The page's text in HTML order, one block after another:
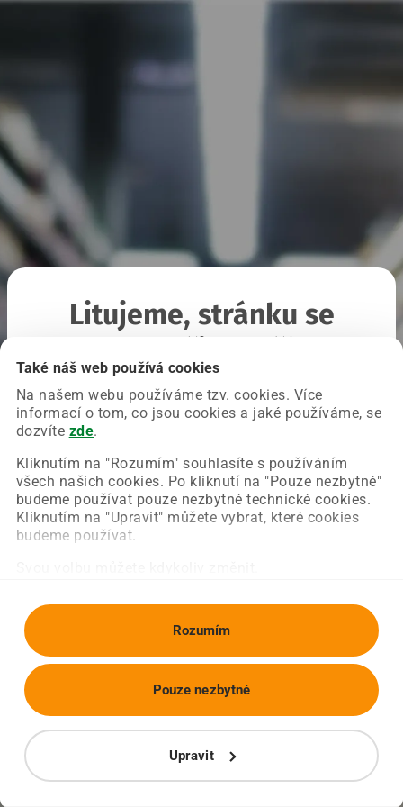
Také náš web používá cookies
Na našem webu používáme tzv. cookies. Více
informací o tom, co jsou cookies a jaké používáme, se
dozvíte zde.
Kliknutím na "Rozumím" souhlasíte s používáním
všech našich cookies. Po kliknutí na "Pouze nezbytné"
budeme používat pouze nezbytné technické cookies.
Kliknutím na "Upravit" můžete vybrat, které cookies
budeme používat.
Rozumím
Upravit
Pouze nezbytné
Litujeme, stránku se
Chyba nastala na naší straně a už ji opravujeme.
Zkuste prosím znovu načíst požadovanou stránku.
Obnovit stránku Úvodní strana